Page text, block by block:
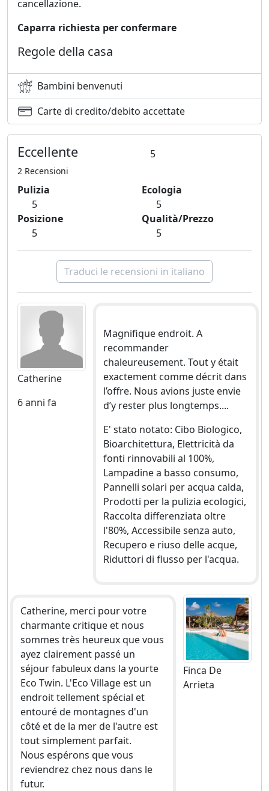
cancellazione.
Caparra richiesta per confermare
Regole della casa
Bambini benvenuti
Carte di credito/debito accettate
Eccellente 5
2 Recensioni
Pulizia
5
Ecologia
5
Posizione
5
Qualità/Prezzo
5
Traduci le recensioni in italiano
Catherine
6 anni fa
Magnifique endroit. A
recommander
chaleureusement. Tout y était
exactement comme décrit dans
l’offre. Nous avions juste envie
d’y rester plus longtemps....
E' stato notato: Cibo Biologico,
Bioarchitettura, Elettricità da
fonti rinnovabili al 100%,
Lampadine a basso consumo,
Pannelli solari per acqua calda,
Prodotti per la pulizia ecologici,
Raccolta differenziata oltre
l'80%, Accessibile senza auto,
Recupero e riuso delle acque,
Riduttori di flusso per l'acqua.
Catherine, merci pour votre
charmante critique et nous
sommes très heureux que vous
ayez clairement passé un
séjour fabuleux dans la yourte
Eco Twin. L'Eco Village est un
endroit tellement spécial et
entouré de montagnes d'un
côté et de la mer de l'autre est
tout simplement parfait.
Nous espérons que vous
reviendrez chez nous dans le
futur.
Finca De
Arrieta